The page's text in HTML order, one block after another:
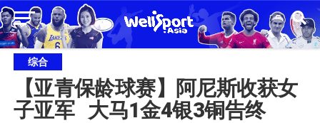
综合
【亚青保龄球赛】阿尼斯收获女
子亚军   大马1金4银3铜告终